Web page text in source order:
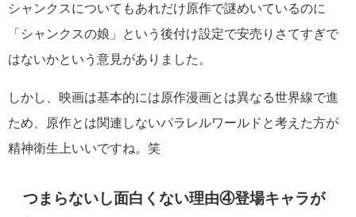
シャンクスについてもあれだけ原作で謎めいているのに
「シャンクスの娘」という後付け設定で安売りさてすぎで
はないかという意見がありました。
しかし、映画は基本的には原作漫画とは異なる世界線で進
ため、原作とは関連しないパラレルワールドと考えた方が
精神衛生上いいですね。笑
つまらないし面白くない理由④登場キャラが